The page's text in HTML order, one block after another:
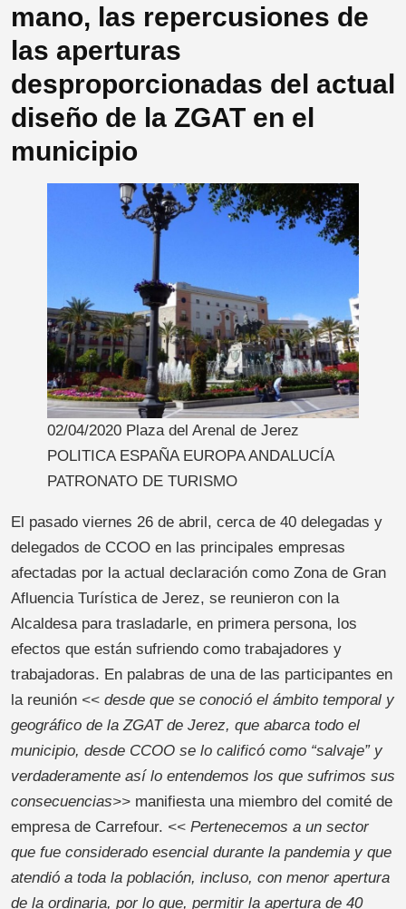
mano, las repercusiones de
las aperturas
desproporcionadas del actual
diseño de la ZGAT en el
municipio
02/04/2020 Plaza del Arenal de Jerez
POLITICA ESPAÑA EUROPA ANDALUCÍA
PATRONATO DE TURISMO
El pasado viernes 26 de abril, cerca de 40 delegadas y
delegados de CCOO en las principales empresas
afectadas por la actual declaración como Zona de Gran
Afluencia Turística de Jerez, se reunieron con la
Alcaldesa para trasladarle, en primera persona, los
efectos que están sufriendo como trabajadores y
trabajadoras. En palabras de una de las participantes en
la reunión << desde que se conoció el ámbito temporal y
geográfico de la ZGAT de Jerez, que abarca todo el
municipio, desde CCOO se lo calificó como “salvaje” y
verdaderamente así lo entendemos los que sufrimos sus
consecuencias>> manifiesta una miembro del comité de
empresa de Carrefour. << Pertenecemos a un sector
que fue considerado esencial durante la pandemia y que
atendió a toda la población, incluso, con menor apertura
de la ordinaria, por lo que, permitir la apertura de 40